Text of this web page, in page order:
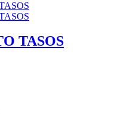
TASOS